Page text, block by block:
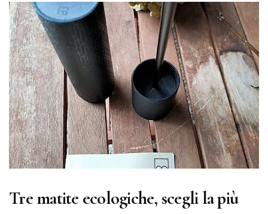
Tre matite ecologiche, scegli la più